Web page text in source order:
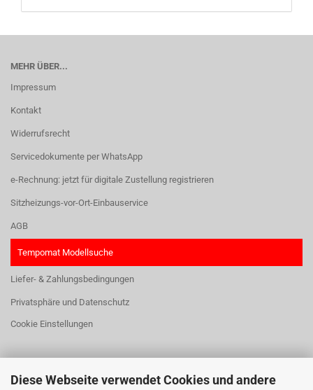
Diese Webseite verwendet Cookies und andere
MEHR ÜBER...
Impressum
Kontakt
Widerrufsrecht
Servicedokumente per WhatsApp
e-Rechnung: jetzt für digitale Zustellung registrieren
Sitzheizungs-vor-Ort-Einbauservice
AGB
Tempomat Modellsuche
Liefer- & Zahlungsbedingungen
Privatsphäre und Datenschutz
Cookie Einstellungen
HIER FINDEN SIE UNS: